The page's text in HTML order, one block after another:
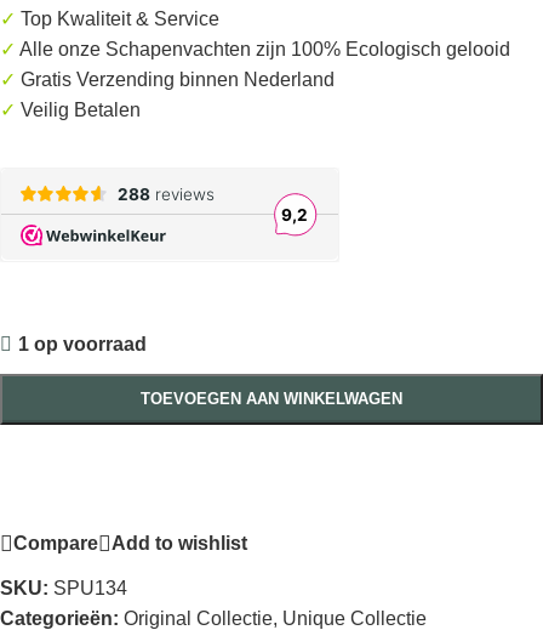
✓ Top Kwaliteit & Service
✓ Alle onze Schapenvachten zijn 100% Ecologisch gelooid
✓ Gratis Verzending binnen Nederland
✓ Veilig Betalen
1 op voorraad
TOEVOEGEN AAN WINKELWAGEN
Compare Add to wishlist
SKU: SPU134
Categorieën: Original Collectie, Unique Collectie